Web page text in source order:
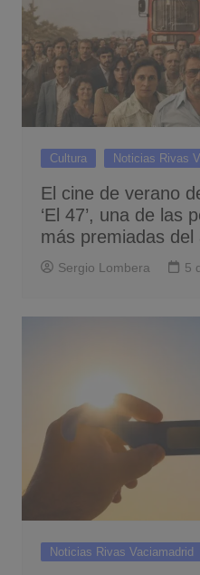
Cultura Noticias Rivas
El cine de verano
‘El 47’, una de las
más premiadas del
Sergio Lombera 5
Noticias Rivas Vaciamadrid